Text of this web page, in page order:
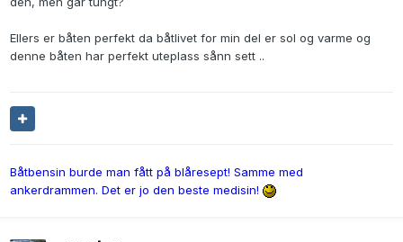
Ellers er båten perfekt da båtlivet for min del er sol og varme og
denne båten har perfekt uteplass sånn sett ..
Båtbensin burde man fått på blåresept! Samme med
ankerdrammen. Det er jo den beste medisin!